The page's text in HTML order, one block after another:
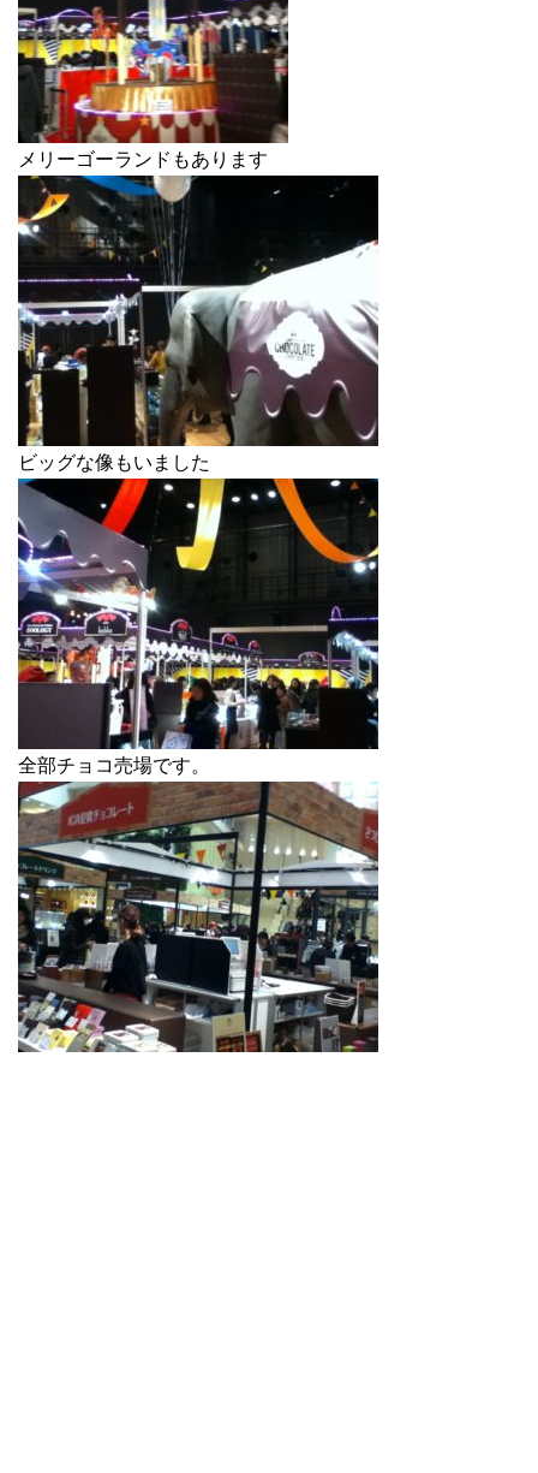
メリーゴーランドもあります
ビッグな像もいました
全部チョコ売場です。